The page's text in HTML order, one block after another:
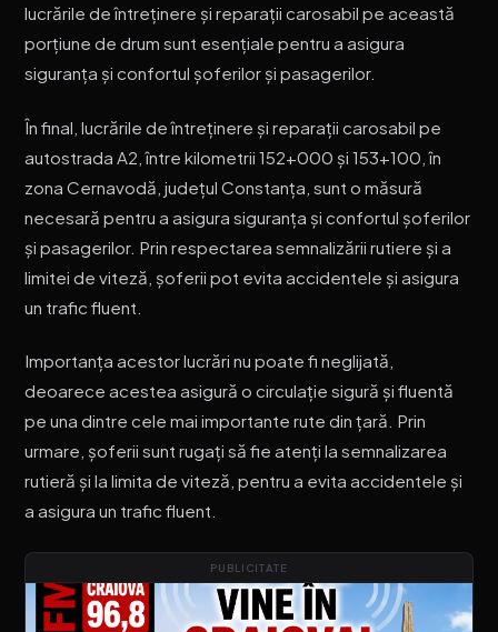
lucrările de întreținere și reparații carosabil pe această
porțiune de drum sunt esențiale pentru a asigura
siguranța și confortul șoferilor și pasagerilor.
În final, lucrările de întreținere și reparații carosabil pe
autostrada A2, între kilometrii 152+000 și 153+100, în
zona Cernavodă, județul Constanța, sunt o măsură
necesară pentru a asigura siguranța și confortul șoferilor
și pasagerilor. Prin respectarea semnalizării rutiere și a
limitei de viteză, șoferii pot evita accidentele și asigura
un trafic fluent.
Importanța acestor lucrări nu poate fi neglijată,
deoarece acestea asigură o circulație sigură și fluentă
pe una dintre cele mai importante rute din țară. Prin
urmare, șoferii sunt rugați să fie atenți la semnalizarea
rutieră și la limita de viteză, pentru a evita accidentele și
a asigura un trafic fluent.
PUBLICITATE